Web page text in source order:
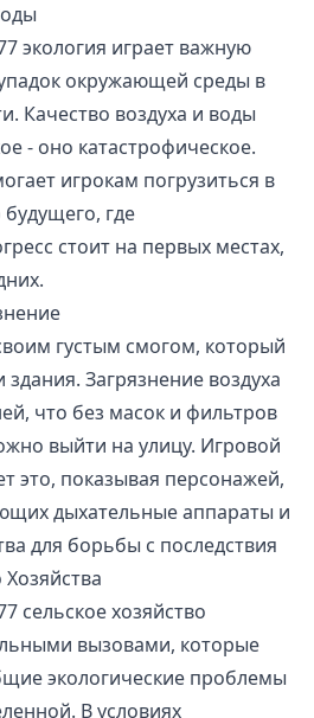
экология играет важную
окружающей среды в
Качество воздуха и воды
- оно катастрофическое.
игрокам погрузиться в
где
стоит на первых местах,
густым смогом, который
Загрязнение воздуха
что без масок и фильтров
выйти на улицу. Игровой
это, показывая персонажей,
дыхательные аппараты и
для борьбы с последствия
сельское хозяйство
вызовами, которые
экологические проблемы
В условиях